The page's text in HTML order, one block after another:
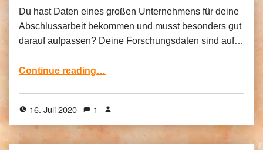
Du hast Daten eines großen Unternehmens für deine
Abschlussarbeit bekommen und musst besonders gut
darauf aufpassen? Deine Forschungsdaten sind auf…
Continue reading…
16. Juli 2020 1